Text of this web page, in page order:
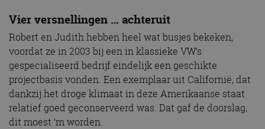
Vier versnellingen … achteruit
Robert en Judith hebben heel wat busjes bekeken,
voordat ze in 2003 bij een in klassieke VW’s
gespecialiseerd bedrijf eindelijk een geschikte
projectbasis vonden. Een exemplaar uit Californië, dat
dankzij het droge klimaat in deze Amerikaanse staat
relatief goed geconserveerd was. Dat gaf de doorslag,
dit moest ‘m worden.